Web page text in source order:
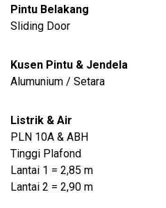
Pintu Belakang
Sliding Door
Kusen Pintu & Jendela
Alumunium / Setara
Listrik & Air
PLN 10A & ABH
Tinggi Plafond
Lantai 1 = 2,85 m
Lantai 2 = 2,90 m